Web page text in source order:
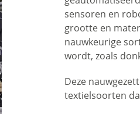
sensoren en
grootte en
nauwkeurige
wordt, zoals
Deze
textielsoorten